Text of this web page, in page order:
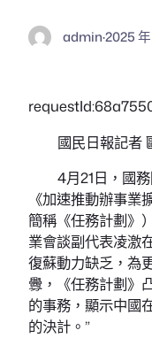
admin·2025
國民日報記者
4月21日，國
《加速推動辦事
簡稱《任務計劃》
業會談副代表凌激
復蘇動力缺乏，為
釁，《任務計劃》
的事務，顯示中國
的決計。”